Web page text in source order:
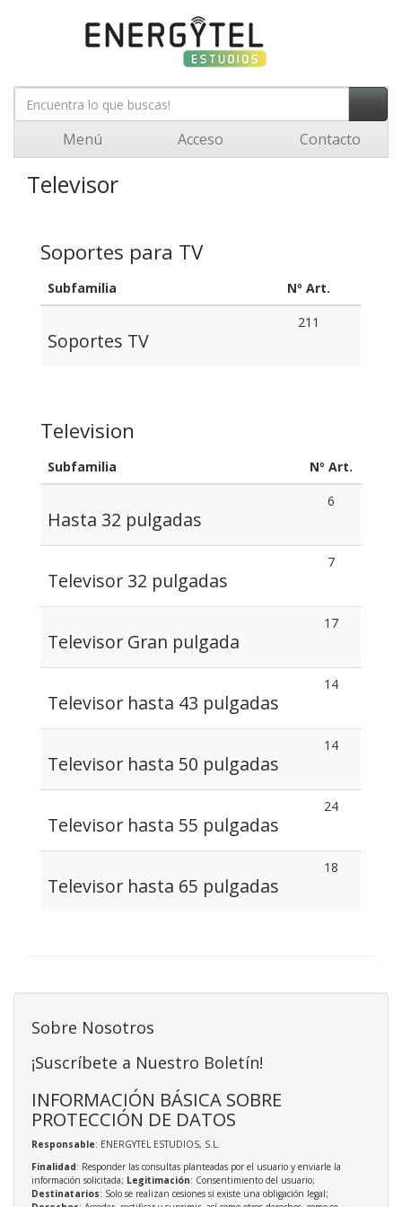
Menú Acceso Contacto
Televisor
Soportes para TV
Subfamilia Nº Art.
Soportes TV
211
Television
Subfamilia Nº Art.
Hasta 32 pulgadas
6
Televisor 32 pulgadas
7
Televisor Gran pulgada
17
Televisor hasta 43 pulgadas
14
Televisor hasta 50 pulgadas
14
Televisor hasta 55 pulgadas
24
Televisor hasta 65 pulgadas
18
Sobre Nosotros
¡Suscríbete a Nuestro Boletín!
INFORMACIÓN BÁSICA SOBRE
PROTECCIÓN DE DATOS
Responsable: ENERGYTEL ESTUDIOS, S.L.
Finalidad: Responder las consultas planteadas por el usuario y enviarle la
información solicitada; Legitimación: Consentimiento del usuario;
Destinatarios: Solo se realizan cesiones si existe una obligación legal;